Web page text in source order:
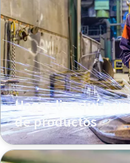
Haga clic aquí
de productos